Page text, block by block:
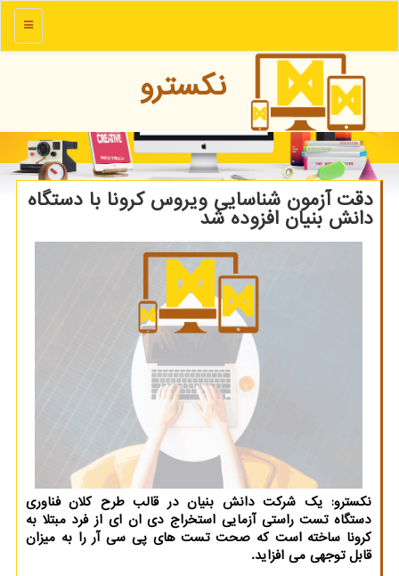
منو
نكسترو
دقت آزمون شناسایی ویروس کرونا با دستگاه
دانش بنیان افزوده شد
نکسترو: یک شرکت دانش بنیان در قالب طرح کلان فناوری
دستگاه تست راستی آزمایی استخراج دی ان ای از فرد مبتلا به
کرونا ساخته است که صحت تست های پی سی آر را به میزان
قابل توجهی می افزاید.